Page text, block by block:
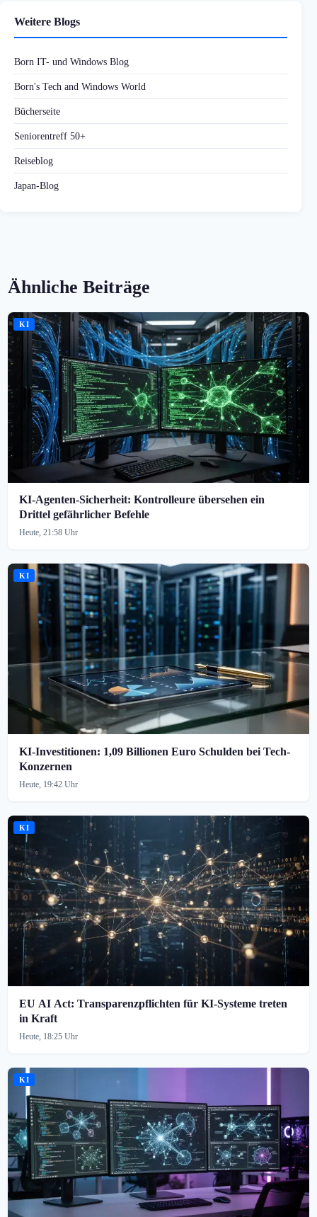
Weitere Blogs
Born IT- und Windows Blog
Born's Tech and Windows World
Bücherseite
Seniorentreff 50+
Reiseblog
Japan-Blog
Ähnliche Beiträge
KI
KI-Agenten-Sicherheit: Kontrolleure übersehen ein
Drittel gefährlicher Befehle
Heute, 21:58 Uhr
KI
KI-Investitionen: 1,09 Billionen Euro Schulden bei Tech-
Konzernen
Heute, 19:42 Uhr
KI
EU AI Act: Transparenzpflichten für KI-Systeme treten
in Kraft
Heute, 18:25 Uhr
KI